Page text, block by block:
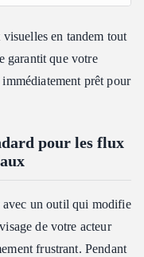
en tandem tout
garantit que votre
prêt pour
pour les flux
avec un outil qui modifie
de votre acteur
frustrant. Pendant